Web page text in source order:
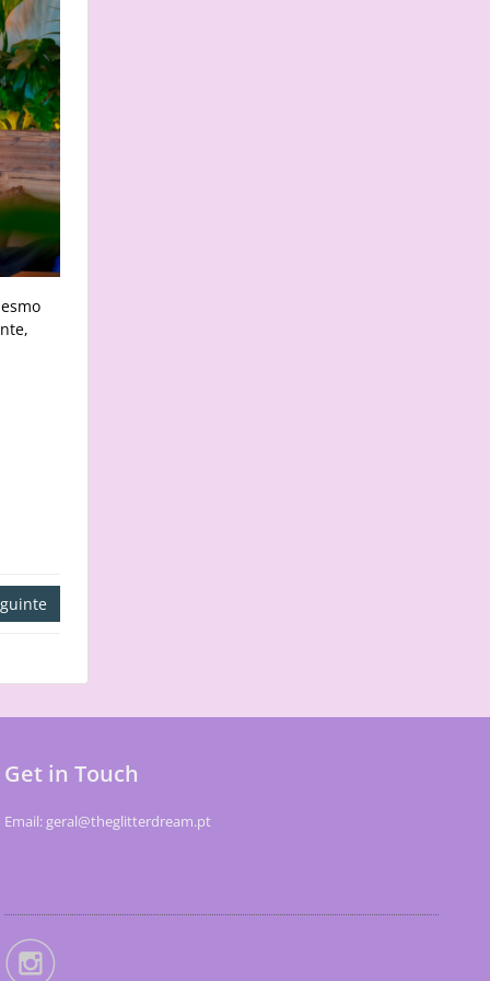
Get in Touch
Email: geral@theglitterdream.pt